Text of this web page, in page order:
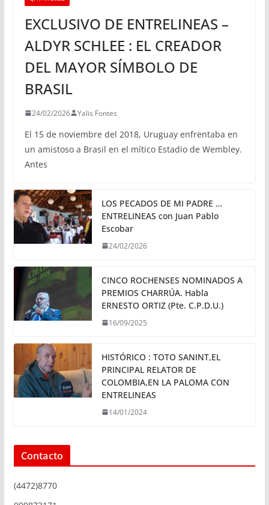
EXCLUSIVO DE ENTRELINEAS –
ALDYR SCHLEE : EL CREADOR
DEL MAYOR SÍMBOLO DE
BRASIL
24/02/2026 Yalis Fontes
El 15 de noviembre del 2018, Uruguay enfrentaba en
un amistoso a Brasil en el mítico Estadio de Wembley.
Antes
LOS PECADOS DE MI PADRE …
ENTRELINEAS con Juan Pablo
Escobar
24/02/2026
CINCO ROCHENSES NOMINADOS A
PREMIOS CHARRÚA. Habla
ERNESTO ORTIZ (Pte. C.P.D.U.)
16/09/2025
HISTÓRICO : TOTO SANINT,EL
PRINCIPAL RELATOR DE
COLOMBIA,EN LA PALOMA CON
ENTRELINEAS
14/01/2024
Contacto
(4472)8770